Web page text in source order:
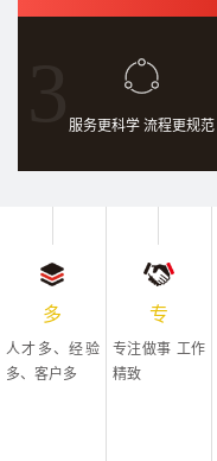
服务更科学 流程更规范
多
人才多、经验
多、客户多
专
专注做事 工作
精致